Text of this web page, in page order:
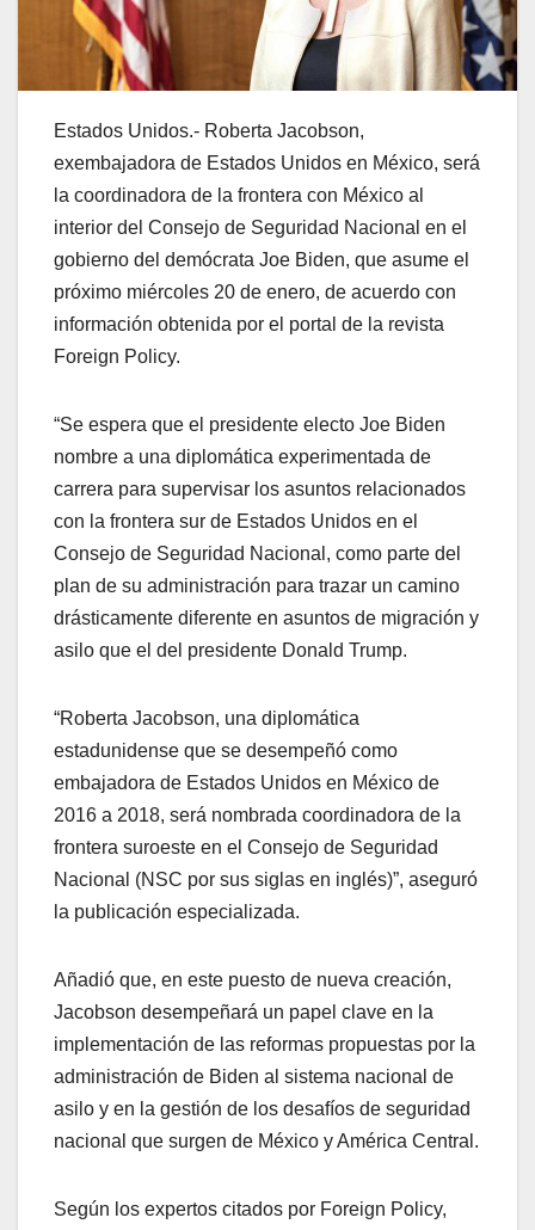
Estados Unidos.- Roberta Jacobson,
exembajadora de Estados Unidos en México, será
la coordinadora de la frontera con México al
interior del Consejo de Seguridad Nacional en el
gobierno del demócrata Joe Biden, que asume el
próximo miércoles 20 de enero, de acuerdo con
información obtenida por el portal de la revista
Foreign Policy.
“Se espera que el presidente electo Joe Biden
nombre a una diplomática experimentada de
carrera para supervisar los asuntos relacionados
con la frontera sur de Estados Unidos en el
Consejo de Seguridad Nacional, como parte del
plan de su administración para trazar un camino
drásticamente diferente en asuntos de migración y
asilo que el del presidente Donald Trump.
“Roberta Jacobson, una diplomática
estadunidense que se desempeñó como
embajadora de Estados Unidos en México de
2016 a 2018, será nombrada coordinadora de la
frontera suroeste en el Consejo de Seguridad
Nacional (NSC por sus siglas en inglés)”, aseguró
la publicación especializada.
Añadió que, en este puesto de nueva creación,
Jacobson desempeñará un papel clave en la
implementación de las reformas propuestas por la
administración de Biden al sistema nacional de
asilo y en la gestión de los desafíos de seguridad
nacional que surgen de México y América Central.
Según los expertos citados por Foreign Policy,